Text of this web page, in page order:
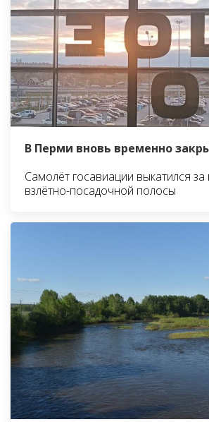
В Перми вновь временно
Самолёт госавиации выкатился за
взлётно-посадочной полосы